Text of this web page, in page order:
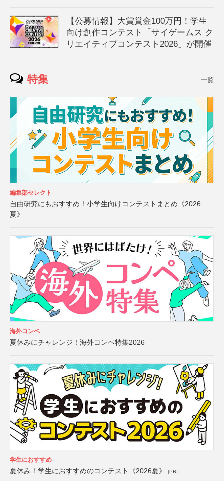
【公募情報】大賞賞金100万円！学生
向け創作コンテスト「サイゲームス ク
リエイティブコンテスト2026」が開催
特集 一覧
編集部セレクト
自由研究にもおすすめ！小学生向けコンテストまとめ《2026
夏》
海外コンペ
夏休みにチャレンジ！海外コンペ特集2026
学生におすすめ
夏休み！学生におすすめのコンテスト《2026夏》 [PR]